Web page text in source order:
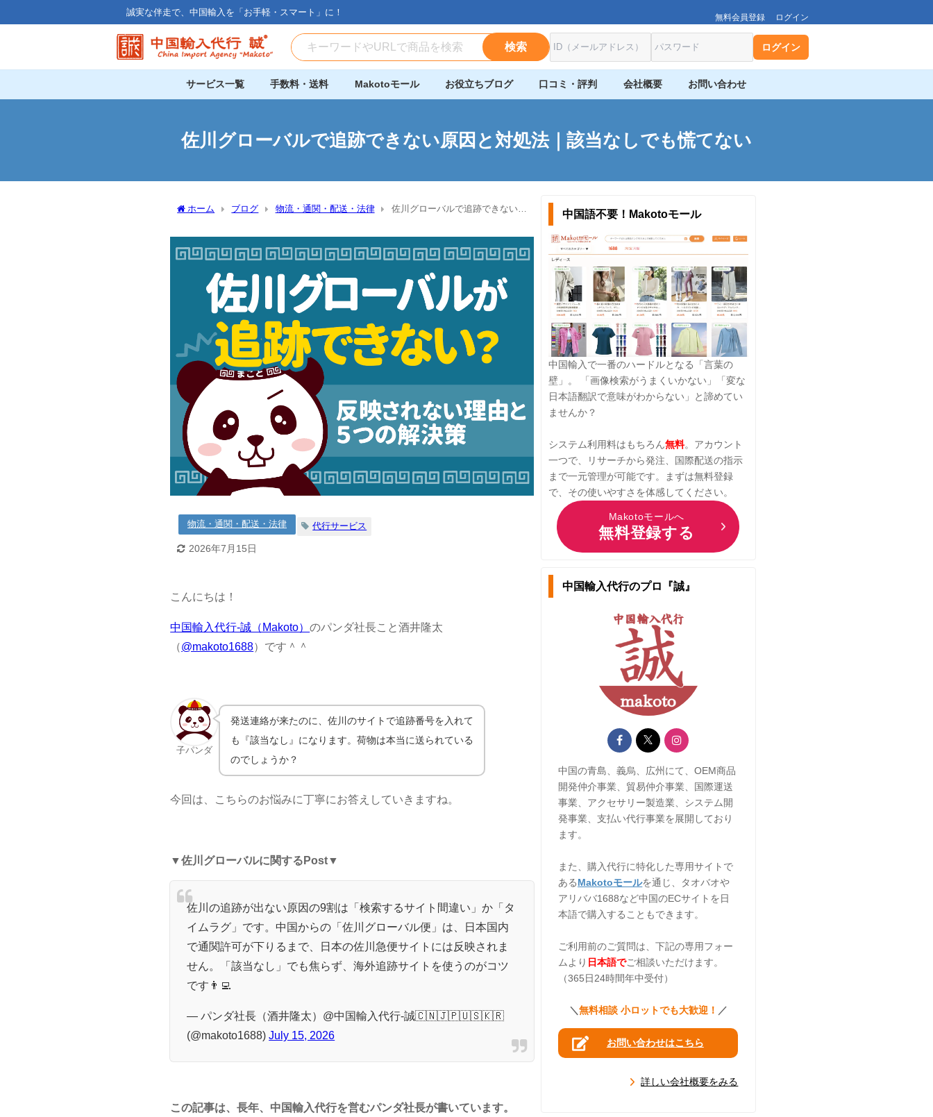
誠実な伴走で、中国輸入を「お手軽・スマート」に！
無料会員登録 ログイン
検索 ログイン
サービス一覧 手数料・送料 Makotoモール お役立ちブログ 口コミ・評判 会社概要 お問い合わせ
佐川グローバルで追跡できない原因と対処法｜該当なしでも慌てない
ホーム ブログ 物流・通関・配送・法律
佐川グローバルで追跡できない原
物流・通関・配送・法律 代行サービス
2026年7月15日
こんにちは！
中国輸入代行-誠（Makoto）のパンダ社長こと酒井隆太
（@makoto1688）です＾＾
子パンダ
発送連絡が来たのに、佐川のサイトで追跡番号を入れて
も『該当なし』になります。荷物は本当に送られている
のでしょうか？
今回は、こちらのお悩みに丁寧にお答えしていきますね。
▼佐川グローバルに関するPost▼
佐川の追跡が出ない原因の9割は「検索するサイト間違い」か「タ
イムラグ」です。中国からの「佐川グローバル便」は、日本国内
で通関許可が下りるまで、日本の佐川急便サイトには反映されま
せん。「該当なし」でも焦らず、海外追跡サイトを使うのがコツ
です👨‍💻
— パンダ社長（酒井隆太）@中国輸入代行-誠🇨🇳🇯🇵🇺🇸🇰🇷
(@makoto1688)July 15, 2026
この記事は、長年、中国輸入代行を営むパンダ社長が書いています。
中国語不要！Makotoモール
中国輸入で一番のハードルとなる「言葉の
壁」。 「画像検索がうまくいかない」「変な
日本語翻訳で意味がわからない」と諦めてい
ませんか？
システム利用料はもちろん無料。アカウント
一つで、リサーチから発注、国際配送の指示
まで一元管理が可能です。まずは無料登録
で、その使いやすさを体感してください。
Makotoモールへ
無料登録する
中国輸入代行のプロ『誠』
中国の青島、義烏、広州にて、OEM商品
開発仲介事業、貿易仲介事業、国際運送
事業、アクセサリー製造業、システム開
発事業、支払い代行事業を展開しており
ます。
また、購入代行に特化した専用サイトで
ある Makotoモールを通じ、タオバオや
アリババ1688など中国のECサイトを日
本語で購入することもできます。
ご利用前のご質問は、下記の専用フォー
ムより 日本語でご相談いただけます。
（365日24時間年中受付）
＼ 無料相談 小ロットでも大歓迎！ ／
お問い合わせはこちら
詳しい会社概要をみる